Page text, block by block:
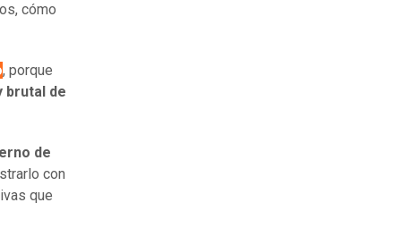
cómo
, porque
brutal de
de
con
que